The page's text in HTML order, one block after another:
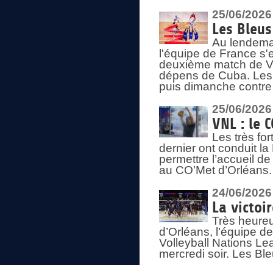
25/06/2026
Les
Au
l'équipe de France
deuxième match de
dépens de Cuba.
puis dimanche
25/06/2026
VNL : le
Les très
dernier ont conduit
permettre l’accueil
au CO’Met d’Orléans.
24/06/2026
La
Très
d’Orléans, l’équipe
Volleyball Nations
mercredi soir. Les